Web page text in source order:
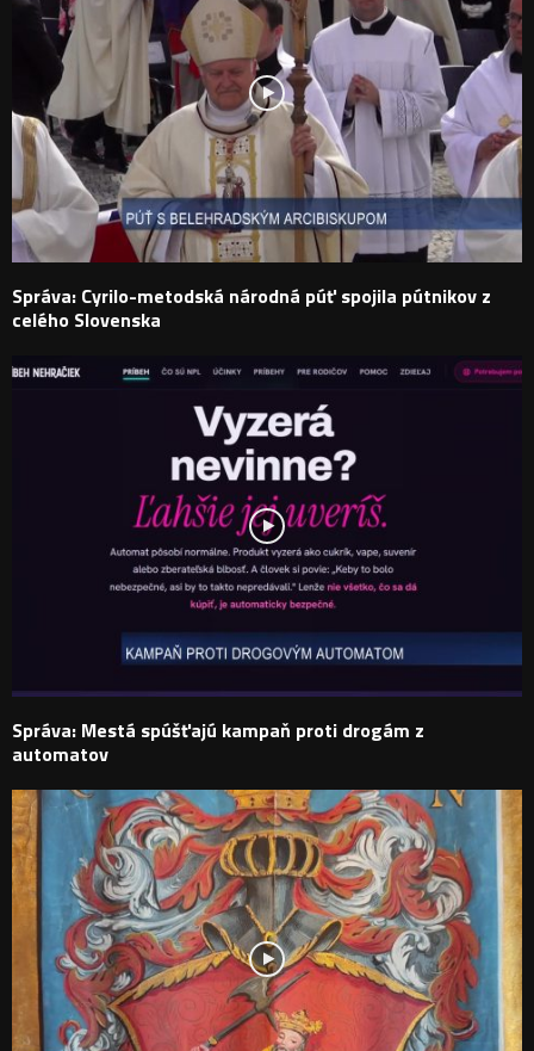
Správa: Cyrilo-metodská národná púť spojila pútnikov z
celého Slovenska
Správa: Mestá spúšťajú kampaň proti drogám z
automatov